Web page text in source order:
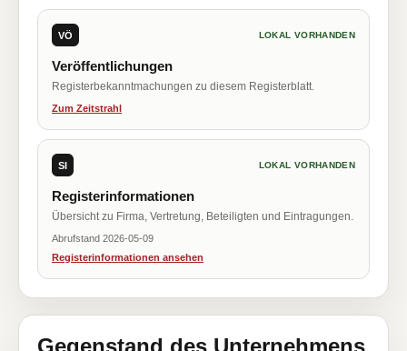
VÖ LOKAL VORHANDEN
Veröffentlichungen
Registerbekanntmachungen zu diesem Registerblatt.
Zum Zeitstrahl
SI LOKAL VORHANDEN
Registerinformationen
Übersicht zu Firma, Vertretung, Beteiligten und Eintragungen.
Abrufstand 2026-05-09
Registerinformationen ansehen
Gegenstand des Unternehmens